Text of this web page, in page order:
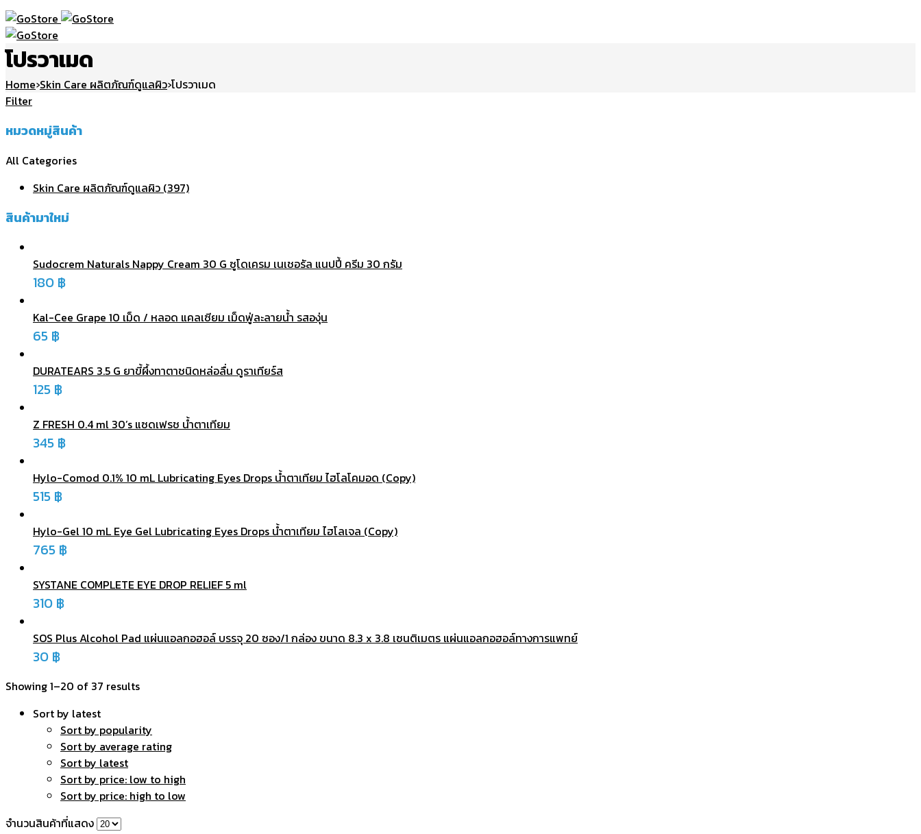
โปรวาเมด
Home›Skin Care ผลิตภัณฑ์ดูแลผิว›โปรวาเมด
Filter
หมวดหมู่สินค้า
All Categories
Skin Care ผลิตภัณฑ์ดูแลผิว (397)
สินค้ามาใหม่
Sudocrem Naturals Nappy Cream 30 G ซูโดเครม เนเชอรัล แนปปี้ ครีม 30 กรัม
180 ฿
Kal-Cee Grape 10 เม็ด / หลอด แคลเซียม เม็ดฟู่ละลายน้ำ รสองุ่น
65 ฿
DURATEARS 3.5 G ยาขี้ผึ้งทาตาชนิดหล่อลื่น ดูราเทียร์ส
125 ฿
Z FRESH 0.4 ml 30’s แซดเฟรช น้ำตาเทียม
345 ฿
Hylo-Comod 0.1% 10 mL Lubricating Eyes Drops น้ำตาเทียม ไฮโลโคมอด (Copy)
515 ฿
Hylo-Gel 10 mL Eye Gel Lubricating Eyes Drops น้ำตาเทียม ไฮโลเจล (Copy)
765 ฿
SYSTANE COMPLETE EYE DROP RELIEF 5 ml
310 ฿
SOS Plus Alcohol Pad แผ่นแอลกอฮอล์ บรรจุ 20 ซอง/1 กล่อง ขนาด 8.3 x 3.8 เซนติเมตร แผ่นแอลกอฮอล์ทางการแพทย์
30 ฿
Showing 1–20 of 37 results
Sort by latest
Sort by popularity
Sort by average rating
Sort by latest
Sort by price: low to high
Sort by price: high to low
จำนวนสินค้าที่แสดง